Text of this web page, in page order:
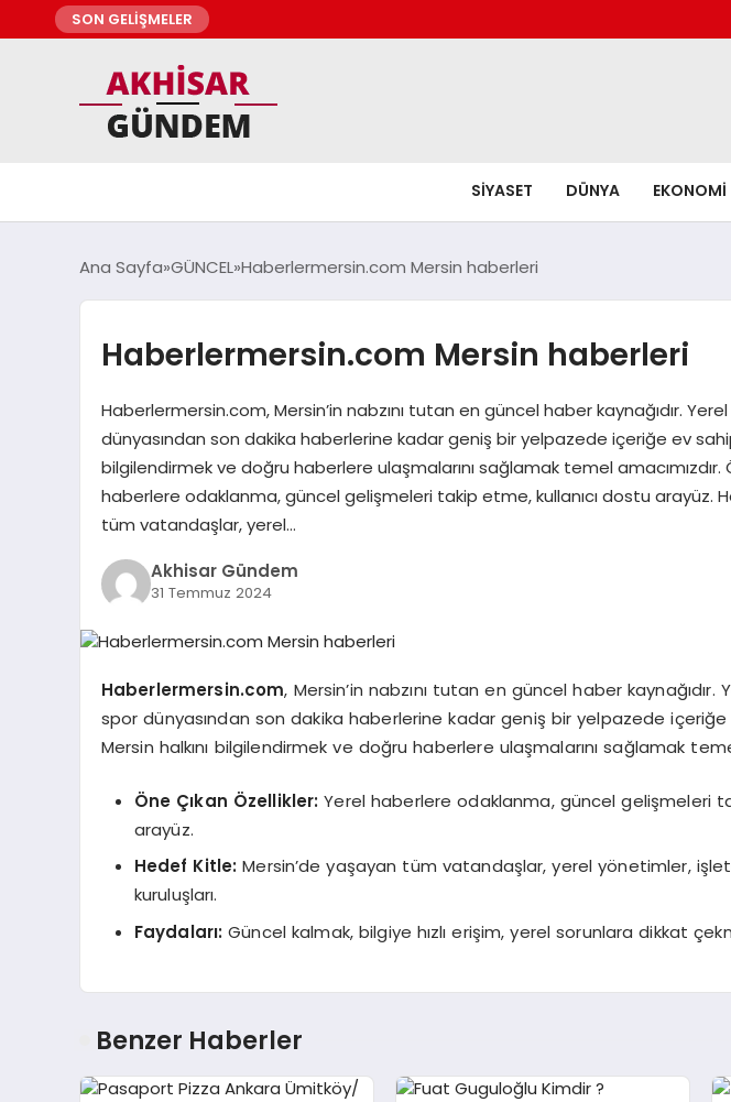
SON GELİŞMELER
SIYASET DÜNYA EKONOMI
Ana Sayfa GÜNCEL Haberlermersin.com Mersin haberleri
Haberlermersin.com Mersin haberleri
Haberlermersin.com, Mersin’in nabzını tutan en güncel haber kaynağıdır.
dünyasından son dakika haberlerine kadar geniş bir yelpazede içeriğe ev
bilgilendirmek ve doğru haberlere ulaşmalarını sağlamak temel amacımızdır.
haberlere odaklanma, güncel gelişmeleri takip etme, kullanıcı dostu arayüz.
tüm vatandaşlar, yerel…
Akhisar Gündem
31 Temmuz 2024
Haberlermersin.com, Mersin’in nabzını tutan en güncel haber
spor dünyasından son dakika haberlerine kadar geniş bir yelpazede
Mersin halkını bilgilendirmek ve doğru haberlere ulaşmalarını sağlamak
Öne Çıkan Özellikler: Yerel haberlere odaklanma, güncel gelişmeleri
arayüz.
Hedef Kitle: Mersin’de yaşayan tüm vatandaşlar, yerel yönetimler,
kuruluşları.
Faydaları: Güncel kalmak, bilgiye hızlı erişim, yerel sorunlara dikkat
Benzer Haberler